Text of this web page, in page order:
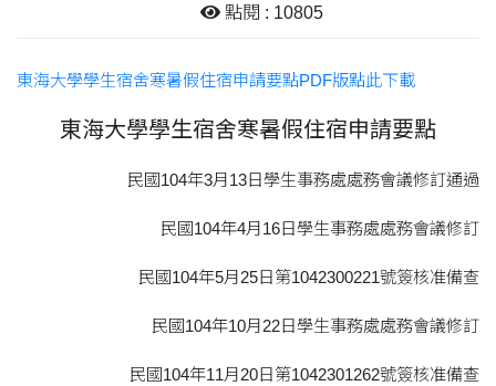
點閱 : 10805
東海大學學生宿舍寒暑假住宿申請要點PDF版點此下載
東海大學學生宿舍寒暑假住宿申請要點
民國104年3月13日學生事務處處務會議修訂通過
民國104年4月16日學生事務處處務會議修訂
民國104年5月25日第1042300221號簽核准備查
民國104年10月22日學生事務處處務會議修訂
民國104年11月20日第1042301262號簽核准備查